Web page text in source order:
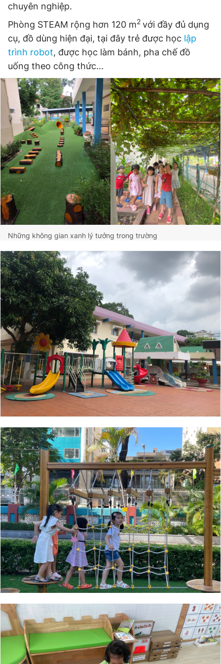
chuyên nghiệp.
Phòng STEAM rộng hơn 120 m2 với đầy đủ dụng
cụ, đồ dùng hiện đại, tại đây trẻ được học lập
trình robot, được học làm bánh, pha chế đồ
uống theo công thức...
Những không gian xanh lý tưởng trong trường